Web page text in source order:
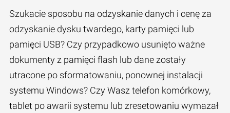
Szukacie sposobu na odzyskanie danych i cenę za
odzyskanie dysku twardego, karty pamięci lub
pamięci USB? Czy przypadkowo usunięto ważne
dokumenty z pamięci flash lub dane zostały
utracone po sformatowaniu, ponownej instalacji
systemu Windows? Czy Wasz telefon komórkowy,
tablet po awarii systemu lub zresetowaniu wymazał